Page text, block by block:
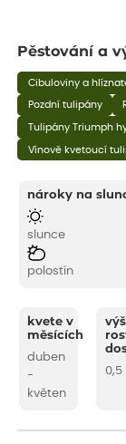
Pěstování a
Cibuloviny a
Pozdní tulipány
Tulipány Triumph
Vínově kvetoucí
nároky na
slunce
polostín
kvete v
měsících
duben
-
květen
0,5